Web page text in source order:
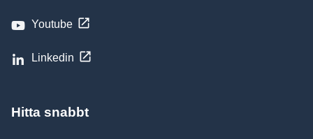
Youtube
Linkedin
Hitta snabbt